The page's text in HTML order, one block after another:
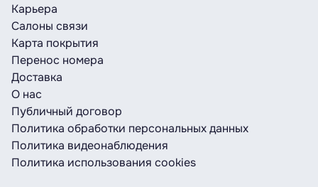
Карьера
Салоны связи
Карта покрытия
Перенос номера
Доставка
О нас
Публичный договор
Политика обработки персональных данных
Политика видеонаблюдения
Политика использования cookies